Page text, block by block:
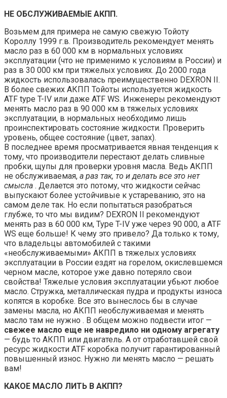
НЕ ОБСЛУЖИВАЕМЫЕ АКПП.
Возьмем для примера не самую свежую Тойоту
Короллу 1999 г.в. Производитель рекомендует менять
масло раз в 60 000 км в нормальных условиях
эксплуатации (что не применимо к условиям в России) и
раз в 30 000 км при тяжелых условиях. До 2000 года
жидкость использовалась преимущественно DEXRON II.
В более свежих АКПП Тойоты используется жидкость
ATF type T-IV или даже ATF WS. Инженеры рекомендуют
менять масло раз в 90 000 км в тяжелых условиях
эксплуатации, в нормальных необходимо лишь
проинспектировать состояние жидкости. Проверить
уровень, общее состояние (цвет, запах).
В последнее время просматривается явная тенденция к
тому, что производители перестают делать сливные
пробки, щупы для проверки уровня масла. Ведь АКПП
не обслуживаемая, а раз так, то и делать все это нет
смысла . Делается это потому, что жидкости сейчас
выпускают более устойчивые к устареванию, это на
самом деле так. Но если попытаться разобраться
глубже, то что мы видим? DEXRON II рекомендуют
менять раз в 60 000 км, Type T-IV уже через 90 000, а ATF
WS еще больше! К чему это привело? Да только к тому,
что владельцы автомобилей с такими
«необслуживаемыми» АКПП в тяжелых условиях
эксплуатации в России ездят на горелом, окислевшемся
черном масле, которое уже давно потеряло свои
свойства! Тяжелые условия эксплуатации убьют любое
масло. Стружка, металлическая пудра и продукты износа
копятся в коробке. Все это вынеслось бы в случае
замены масла, но АКПП необслуживаемая и менять
масло там не нужно . В общем можно подвести итог —
свежее масло еще не навредило ни одному агрегату
— будь то АКПП или двигатель. А от отработавшей свой
ресурс жидкости ATF коробка получит гарантированный
повышенный износ. Нужно ли менять масло — решать
вам!
КАКОЕ МАСЛО ЛИТЬ В АКПП?